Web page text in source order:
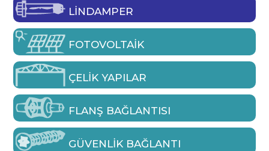
LINDAMPER
FOTOVOLTAIK
ÇELIK YAPILAR
FLANŞ BAĞLANTISI
GÜVENLIK BAĞLANTI